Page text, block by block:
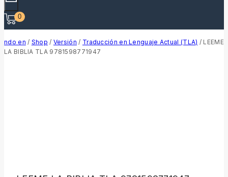
0
ndo en / Shop / Versión / Traducción en Lenguaje Actual (TLA) / LEEME
LA BIBLIA TLA 9781598771947